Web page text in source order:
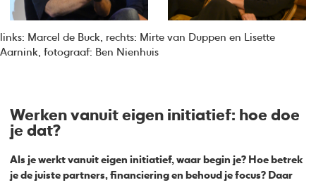
links: Marcel de Buck, rechts: Mirte van Duppen en Lisette
Aarnink, fotograaf: Ben Nienhuis
Werken vanuit eigen initiatief: hoe doe
je dat?
Als je werkt vanuit eigen initiatief, waar begin je? Hoe betrek
je de juiste partners, financiering en behoud je focus? Daar